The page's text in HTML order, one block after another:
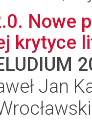
Nowe
krytyce
Jan